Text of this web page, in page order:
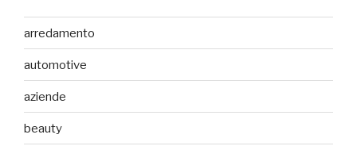
arredamento
automotive
aziende
beauty